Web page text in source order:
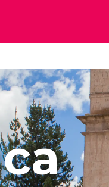
Italia
Reino
Reino